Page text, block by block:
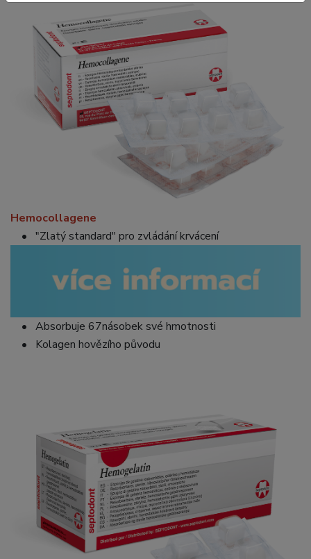
Hemocollagene
• "Zlatý standard" pro zvládání krvácení
• Absorbuje 67násobek své hmotnosti
• Kolagen hovězího původu